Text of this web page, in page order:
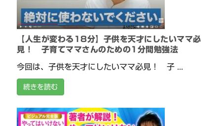
【人生が変わる18分】子供を天才にしたいママ必
見！ 子育てママさんのための1分間勉強法
今回は、子供を天才にしたいママ必見！ 子 ...
続きを読む